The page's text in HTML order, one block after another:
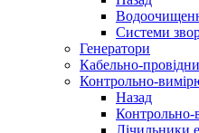
Системи
Генератори
Кабельно-
Контрольно-
Назад
Контрольно-
Лічильники